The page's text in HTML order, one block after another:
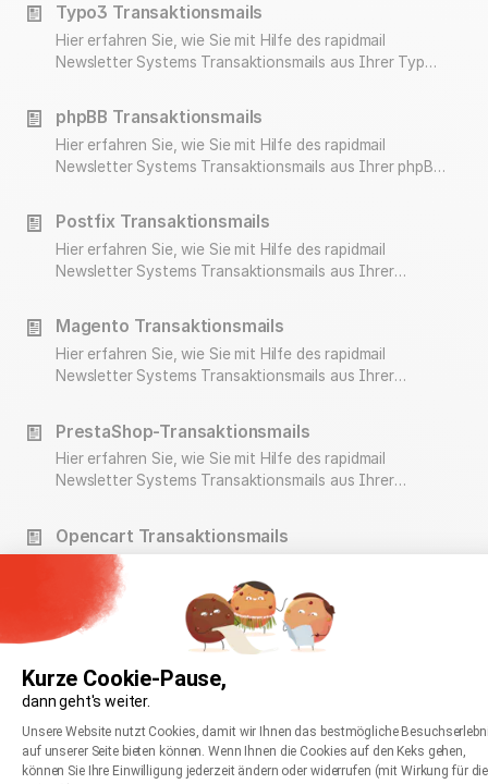
Kurze Cookie-Pause,
dann geht's weiter.
Einwilligungsmanagementplattform: Passen
Unsere Website nutzt Cookies, damit wir Ihnen das bestmögliche
auf unserer Seite bieten können. Wenn Ihnen die Cookies auf den Keks gehen,
können Sie Ihre Einwilligung jederzeit ändern oder widerrufen (mit Wirkung für die
Axeptio consent
Typo3 Transaktionsmails
Hier erfahren Sie, wie Sie mit Hilfe des rapidmail
Newsletter Systems Transaktionsmails aus Ihrer Typo
phpBB Transaktionsmails
Hier erfahren Sie, wie Sie mit Hilfe des rapidmail
Newsletter Systems Transaktionsmails aus Ihrer phpBB
Postfix Transaktionsmails
Hier erfahren Sie, wie Sie mit Hilfe des rapidmail
Newsletter Systems Transaktionsmails aus Ihrer
Magento Transaktionsmails
Hier erfahren Sie, wie Sie mit Hilfe des rapidmail
Newsletter Systems Transaktionsmails aus Ihrer
PrestaShop-Transaktionsmails
Hier erfahren Sie, wie Sie mit Hilfe des rapidmail
Newsletter Systems Transaktionsmails aus Ihrer
Opencart Transaktionsmails
Hier erfahren Sie, wie Sie mit Hilfe des rapidmail
Newsletter Systems Transaktionsmails aus Ihrer
Opencart Installation versenden können.
Joomla Transaktionsmails
Hier erfahren Sie, wie Sie mit Hilfe des rapidmail
Newsletter Systems Transaktionsmails aus Ihrer
Joomla Installation versenden können.